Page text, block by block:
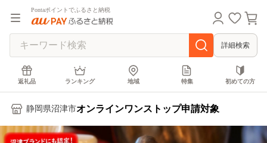
Pontaポイントでふるさと納税
詳細検索
返礼品 ランキング 地域 特集 初めての方
静岡県沼津市オンラインワンストップ申請対象